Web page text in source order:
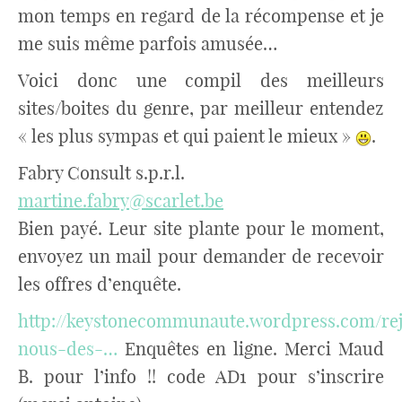
mon temps en regard de la récompense et je
me suis même parfois amusée…
Voici donc une compil des meilleurs
sites/boites du genre, par meilleur entendez
« les plus sympas et qui paient le mieux »
.
Fabry Consult s.p.r.l.
martine.fabry@scarlet.be
Bien payé. Leur site plante pour le moment,
envoyez un mail pour demander de recevoir
les offres d’enquête.
http://keystonecommunaute.wordpress.com/
nous-des-… Enquêtes en ligne. Merci Maud
B. pour l’info !! code AD1 pour s’inscrire